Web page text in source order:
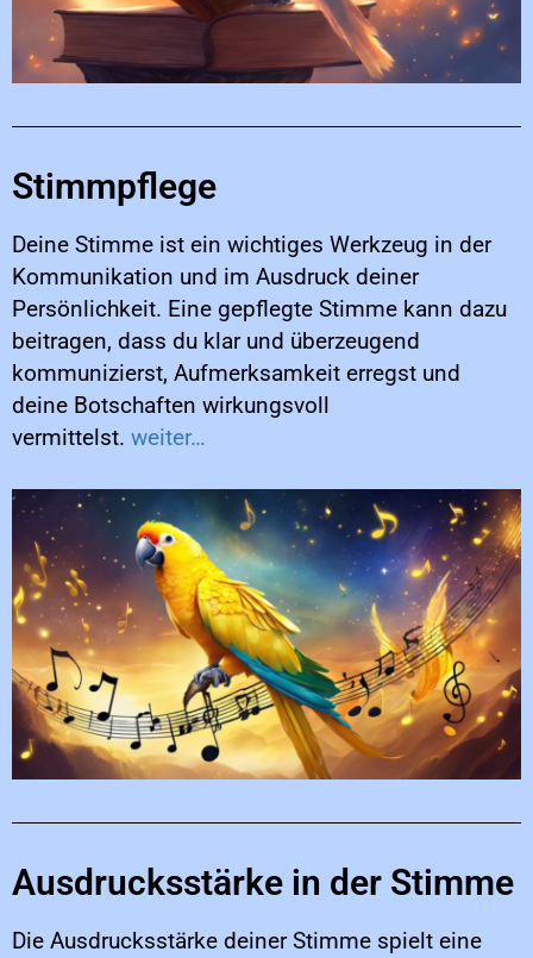
Stimmpflege
Deine Stimme ist ein wichtiges Werkzeug in der
Kommunikation und im Ausdruck deiner
Persönlichkeit. Eine gepflegte Stimme kann dazu
beitragen, dass du klar und überzeugend
kommunizierst, Aufmerksamkeit erregst und
deine Botschaften wirkungsvoll
vermittelst. weiter…
Ausdrucksstärke in der Stimme
Die Ausdrucksstärke deiner Stimme spielt eine